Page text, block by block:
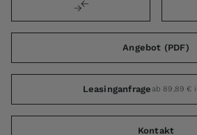
Angebot (PDF)
Leasinganfrageab 89,89 €
Kontakt